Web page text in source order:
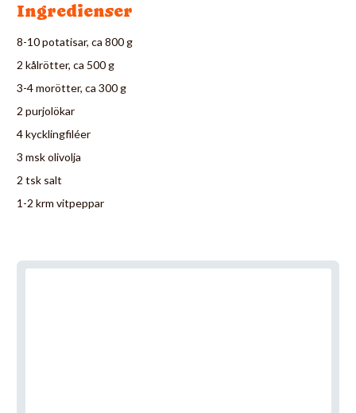
Ingredienser
8-10 potatisar, ca 800 g
2 kålrötter, ca 500 g
3-4 morötter, ca 300 g
2 purjolökar
4 kycklingfiléer
3 msk olivolja
2 tsk salt
1-2 krm vitpeppar